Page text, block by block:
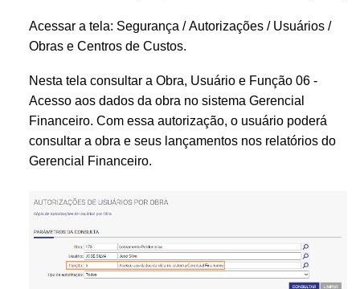
Acessar a tela: Segurança / Autorizações / Usuários /
Obras e Centros de Custos.
Nesta tela consultar a Obra, Usuário e Função 06 -
Acesso aos dados da obra no sistema Gerencial
Financeiro. Com essa autorização, o usuário poderá
consultar a obra e seus lançamentos nos relatórios do
Gerencial Financeiro.